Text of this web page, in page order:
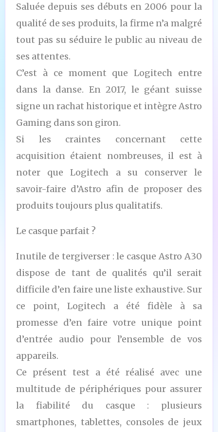
Saluée depuis ses débuts en 2006 pour la
qualité de ses produits, la firme n’a malgré
tout pas su séduire le public au niveau de
ses attentes.
C’est à ce moment que Logitech entre
dans la danse. En 2017, le géant suisse
signe un rachat historique et intègre Astro
Gaming dans son giron.
Si les craintes concernant cette
acquisition étaient nombreuses, il est à
noter que Logitech a su conserver le
savoir-faire d’Astro afin de proposer des
produits toujours plus qualitatifs.
Le casque parfait ?
Inutile de tergiverser : le casque Astro A30
dispose de tant de qualités qu’il serait
difficile d’en faire une liste exhaustive. Sur
ce point, Logitech a été fidèle à sa
promesse d’en faire votre unique point
d’entrée audio pour l’ensemble de vos
appareils.
Ce présent test a été réalisé avec une
multitude de périphériques pour assurer
la fiabilité du casque : plusieurs
smartphones, tablettes, consoles de jeux